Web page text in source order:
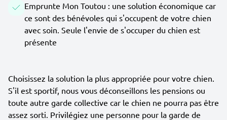
Emprunte Mon Toutou : une solution économique car
ce sont des bénévoles qui s'occupent de votre chien
avec soin. Seule l'envie de s'occuper du chien est
présente
Choisissez la solution la plus appropriée pour votre chien.
S'il est sportif, nous vous déconseillons les pensions ou
toute autre garde collective car le chien ne pourra pas être
assez sorti. Privilégiez une personne pour la garde de